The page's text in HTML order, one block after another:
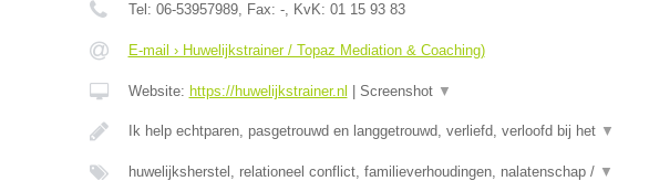
Tel: 06-53957989, Fax: -, KvK: 01 15 93 83
E-mail › Huwelijkstrainer / Topaz Mediation & Coaching)
Website: https://huwelijkstrainer.nl Screenshot ▼
Ik help echtparen, pasgetrouwd en langgetrouwd, verliefd, verloofd bij het ▼
huwelijksherstel, relationeel conflict, familieverhoudingen, nalatenschap / ▼